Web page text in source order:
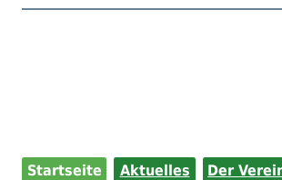
Startseite Aktuelles Der